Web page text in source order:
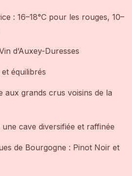
: 16–18°C pour les rouges, 10–
d’Auxey-Duresses
équilibrés
aux grands crus voisins de la
cave diversifiée et raffinée
de Bourgogne : Pinot Noir et